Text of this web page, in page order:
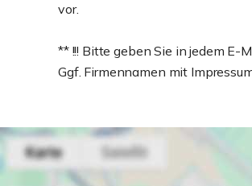
vor.
** !!! Bitte geben Sie in jedem
Ggf. Firmennamen mit